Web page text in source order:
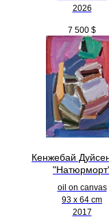
2026
7 500 $
Кенжебай
oil on canvas
93 x 64 cm
2017